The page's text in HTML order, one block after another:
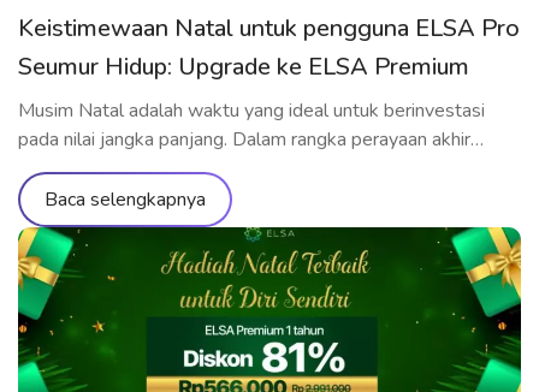
Keistimewaan Natal untuk pengguna ELSA Pro
Seumur Hidup: Upgrade ke ELSA Premium
Seumur Hidup hanya Rp711.000
Musim Natal adalah waktu yang ideal untuk berinvestasi
pada nilai jangka panjang. Dalam rangka perayaan akhir
tahun, ELSA Speak menghadirkan penawaran upgrade
spesial yang hanya dành riêng cho pengguna yang telah
memiliki ELSA Pro Seumur Hidup: upgrade ke ELSA
Premium Seumur Hidup dengan harga ưu đãi yang belum
pernah ada sebelumnya. Penawaran eksklusif khusus untuk
[…]
Baca selengkapnya